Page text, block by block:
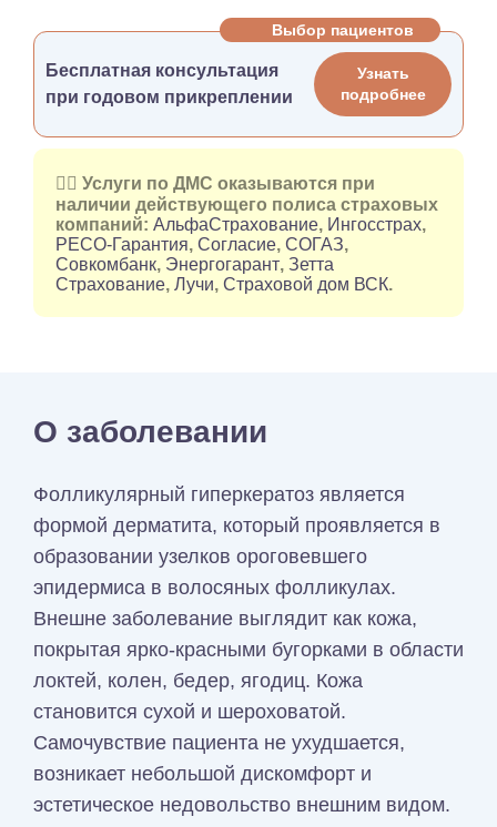
Выбор пациентов
Бесплатная консультация
при годовом прикреплении
Узнать
подробнее
👉🏻 Услуги по ДМС оказываются при
наличии действующего полиса страховых
компаний: АльфаСтрахование, Ингосстрах,
РЕСО-Гарантия, Согласие, СОГАЗ,
Совкомбанк, Энергогарант, Зетта
Страхование, Лучи, Страховой дом ВСК.
О заболевании
Фолликулярный гиперкератоз является
формой дерматита, который проявляется в
образовании узелков ороговевшего
эпидермиса в волосяных фолликулах.
Внешне заболевание выглядит как кожа,
покрытая ярко-красными бугорками в области
локтей, колен, бедер, ягодиц. Кожа
становится сухой и шероховатой.
Самочувствие пациента не ухудшается,
возникает небольшой дискомфорт и
эстетическое недовольство внешним видом.